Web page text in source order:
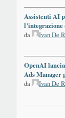
Assistenti AI
da
Ivan De
OpenAI
Ads Manager
da
Ivan De